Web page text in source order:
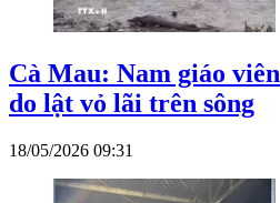
Cà Mau: Nam giáo
do lật vỏ lãi trên sông
18/05/2026 09:31